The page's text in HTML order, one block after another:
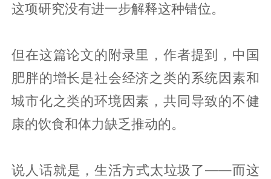
这项研究没有进一步解释这种错位。
但在这篇论文的附录里，作者提到，中国
肥胖的增长是社会经济之类的系统因素和
城市化之类的环境因素，共同导致的不健
康的饮食和体力缺乏推动的。
说人话就是，生活方式太垃圾了——而这